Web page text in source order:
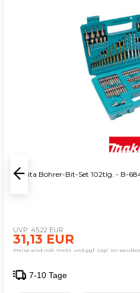
Makita Bohrer-Bit-Set 102tlg. - B-
45,22 EUR
31,13 EUR
Preise sind inkl. MwSt. und ggf. zzgl.
7-10 Tage